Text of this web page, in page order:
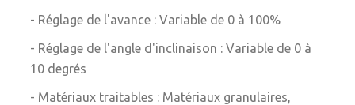
- Réglage de l'avance : Variable de 0 à 100%
- Réglage de l'angle d'inclinaison : Variable de 0 à
10 degrés
- Matériaux traitables : Matériaux granulaires,